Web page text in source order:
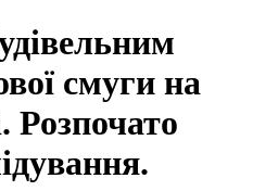
смуги на
Розпочато